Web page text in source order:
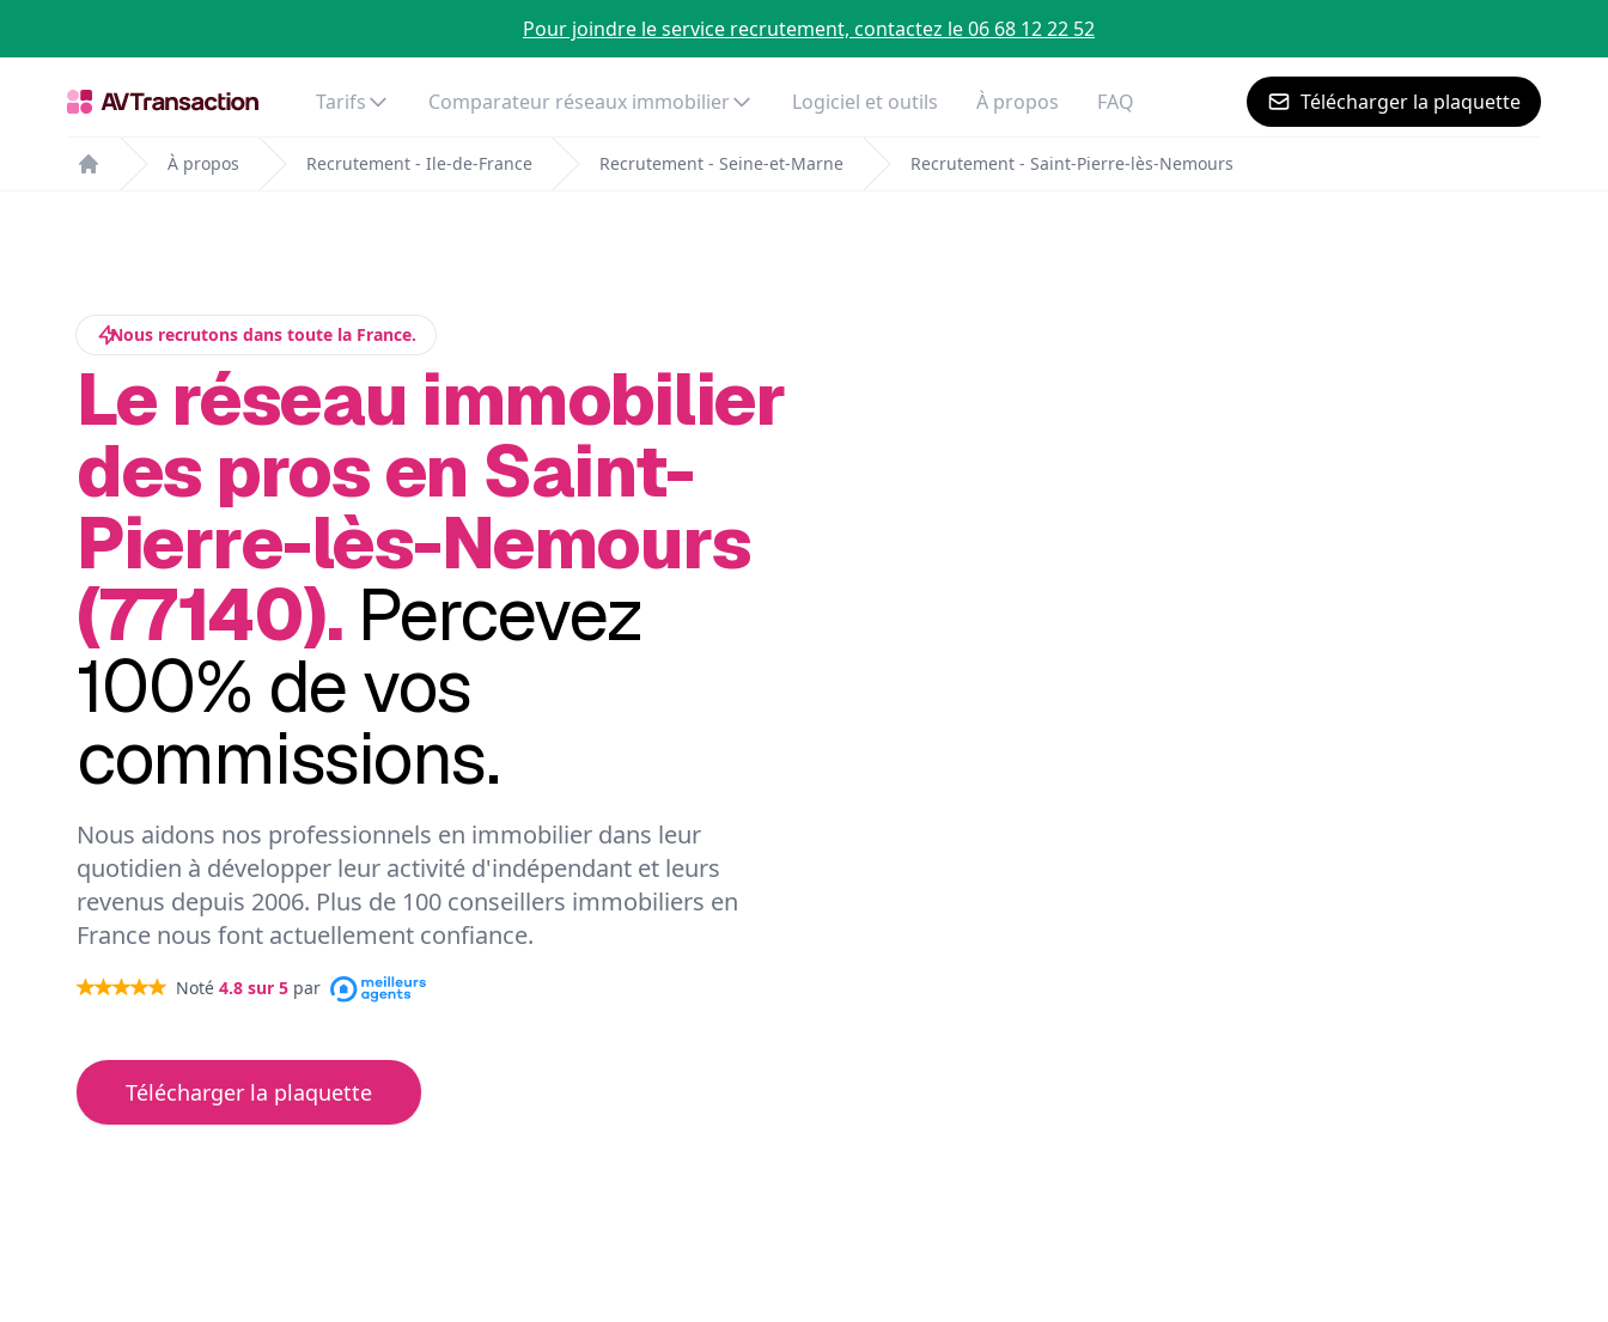
Pour joindre le service recrutement, contactez le 06 68 12 22 52
Tarifs Comparateur réseaux immobilier Logiciel et outils À propos FAQ Télécharger la plaquette
Home
À propos Recrutement - Ile-de-France Recrutement - Seine-et-Marne Recrutement - Saint-Pierre-lès-Nemours
Nous recrutons dans toute la France.
Le réseau immobilier
des pros en Saint-
Pierre-lès-Nemours
(77140). Percevez
100% de vos
commissions.
Nous aidons nos professionnels en immobilier dans leur
quotidien à développer leur activité d'indépendant et leurs
revenus depuis 2006. Plus de 100 conseillers immobiliers en
France nous font actuellement confiance.
Noté 4.8 sur 5 par
Télécharger la plaquette